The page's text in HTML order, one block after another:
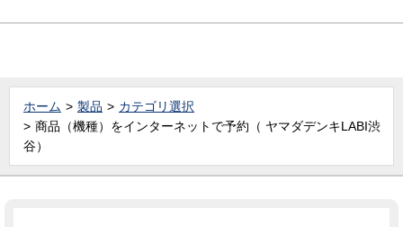
ホーム 製品
カテゴリ選択
商品（機種）をインターネットで予約（ ヤマダデンキLABI渋
谷）